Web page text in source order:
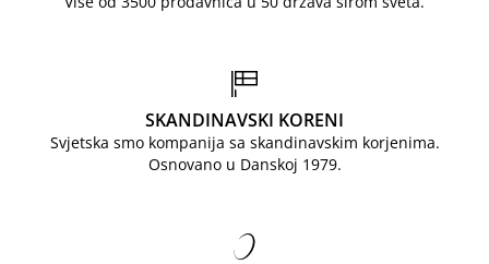
SKANDINAVSKI KORENI
Svjetska smo kompanija sa skandinavskim korjenima.
Osnovano u Danskoj 1979.